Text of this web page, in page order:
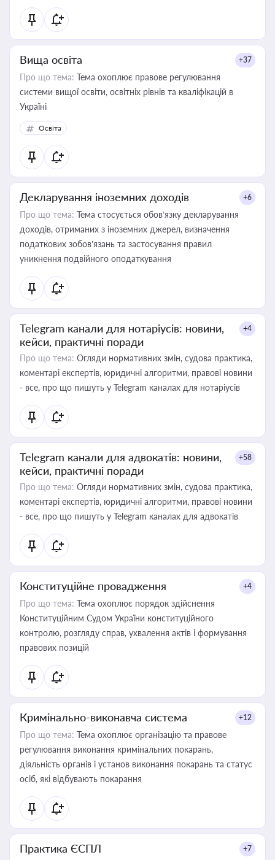
Вища освіта +37
Про що тема: Тема охоплює правове регулювання
системи вищої освіти, освітніх рівнів та кваліфікацій в
Україні
Освіта
Декларування іноземних доходів +6
Про що тема: Тема стосується обов’язку декларування
доходів, отриманих з іноземних джерел, визначення
податкових зобов’язань та застосування правил
уникнення подвійного оподаткування
Telegram канали для нотаріусів: новини,
кейси, практичні поради
+4
Про що тема: Огляди нормативних змін, судова практика,
коментарі експертів, юридичні алгоритми, правові новини
- все, про що пишуть у Telegram каналах для нотаріусів
Telegram канали для адвокатів: новини,
кейси, практичні поради
+58
Про що тема: Огляди нормативних змін, судова практика,
коментарі експертів, юридичні алгоритми, правові новини
- все, про що пишуть у Telegram каналах для адвокатів
Конституційне провадження +4
Про що тема: Тема охоплює порядок здійснення
Конституційним Судом України конституційного
контролю, розгляду справ, ухвалення актів і формування
правових позицій
Кримінально-виконавча система +12
Про що тема: Тема охоплює організацію та правове
регулювання виконання кримінальних покарань,
діяльність органів і установ виконання покарань та статус
осіб, які відбувають покарання
Практика ЄСПЛ +7